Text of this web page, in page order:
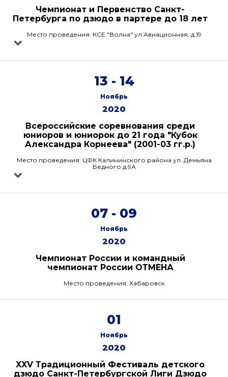
Чемпионат и Первенство Санкт-
Петербурга по дзюдо в партере до 18 лет
Место проведения: КСЕ "Волна" ул.Авиационная, д.19
13 - 14
Ноябрь
2020
Всероссийские соревнования среди
юниоров и юниорок до 21 года "Кубок
Александра Корнеева" (2001-03 гг.р.)
Место проведения: ЦФК Калининского района ул. Демьяна
Бедного д.9А
07 - 09
Ноябрь
2020
Чемпионат России и командный
чемпионат России ОТМЕНА
Место проведения: Хабаровск
01
Ноябрь
2020
XXV Традиционный Фестиваль детского
дзюдо Санкт-Петербургской Лиги Дзюдо